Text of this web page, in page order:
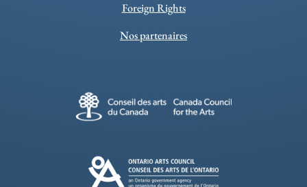
Foreign Rights
Nos partenaires